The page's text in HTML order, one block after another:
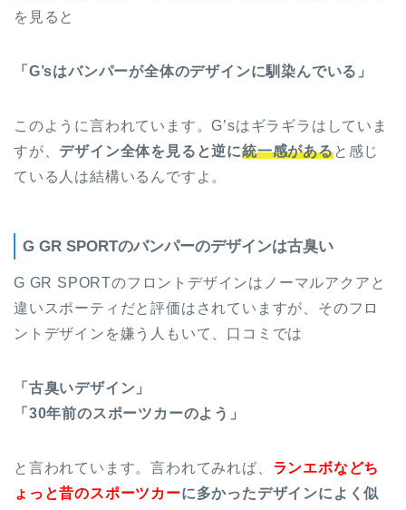
を見ると
「G’sはバンパーが全体のデザインに馴染んでいる」
このように言われています。G’sはギラギラはしていま
すが、 デザイン全体を見ると逆に統一感があると感じ
ている人は結構いるんですよ。
G GR SPORTのバンパーのデザインは古臭い
G GR SPORTのフロントデザインはノーマルアクアと
違いスポーティだと評価はされていますが、そのフロ
ントデザインを嫌う人もいて、口コミでは
「古臭いデザイン」
「30年前のスポーツカーのよう」
と言われています。言われてみれば、 ランエボなどち
ょっと昔のスポーツカーに多かったデザインによく似